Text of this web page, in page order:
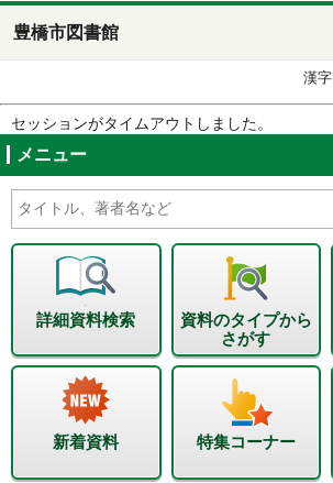
豊橋市図書館
漢字
セッションがタイムアウトしました。
メニュー
詳細資料検索
資料のタイプから
さがす
新着資料 特集コーナー